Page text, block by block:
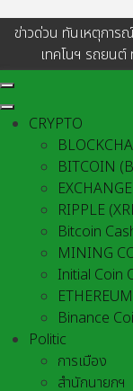
ข่าวด่วน ทันเหตุการ
เทคโนฯ รถยนต์
CRYPTO
BITCOIN
EXCHANGE
RIPPLE
Bitcoin
MINING
Initial Coin
Binance
Politic
การเมือง
สำนักนายกฯ